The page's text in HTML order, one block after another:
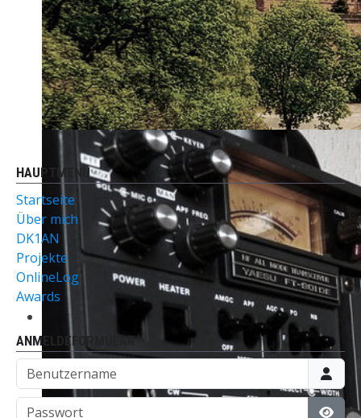
HAUPTMENÜ
Startseite
Über mich
DK1AN
Projekte
OnlineLog
Awards
ANMELDEFORMULAR
Benutzername
Passwort